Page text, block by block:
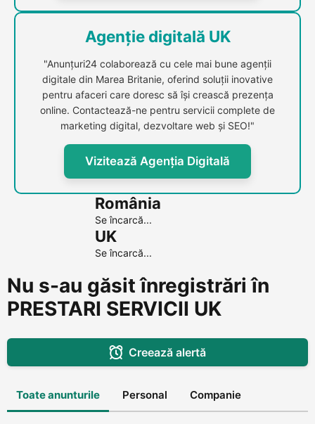
Agenție digitală UK
"Anunțuri24 colaborează cu cele mai bune agenții
digitale din Marea Britanie, oferind soluții inovative
pentru afaceri care doresc să își crească prezența
online. Contactează-ne pentru servicii complete de
marketing digital, dezvoltare web și SEO!"
Vizitează Agenția Digitală
România
Se încarcă...
UK
Se încarcă...
Nu s-au găsit înregistrări în
PRESTARI SERVICII UK
Creează alertă
Toate anunturile Personal Companie